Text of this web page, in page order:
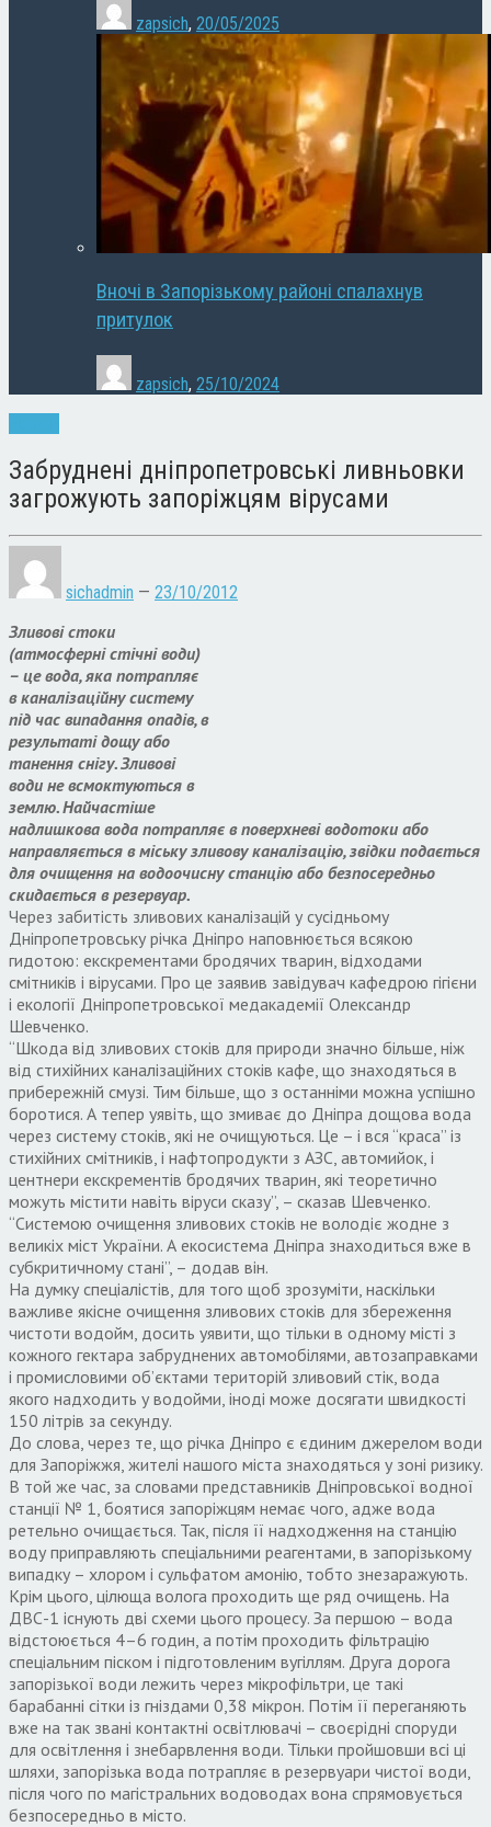
zapsich, 20/05/2025
Вночі в Запорізькому районі спалахнув
притулок
zapsich, 25/10/2024
Забруднені дніпропетровські ливньовки
загрожують запоріжцям вірусами
sichadmin — 23/10/2012
Зливові стоки
(атмосферні стічні води)
– це вода, яка потрапляє
в каналізаційну систему
під час випадання опадів, в
результаті дощу або
танення снігу. Зливові
води не всмоктуються в
землю. Найчастіше
надлишкова вода потрапляє в поверхневі водотоки або
направляється в міську зливову каналізацію, звідки подається
для очищення на водоочисну станцію або безпосередньо
скидається в резервуар.
Через забитість зливових каналізацій у сусідньому
Дніпропетровську річка Дніпро наповнюється всякою
гидотою: екскрементами бродячих тварин, відходами
смітників і вірусами. Про це заявив завідувач кафедрою гігієни
і екології Дніпропетровської медакадемії Олександр
Шевченко.
“Шкода від зливових стоків для природи значно більше, ніж
від стихійних каналізаційних стоків кафе, що знаходяться в
прибережній смузі. Тим більше, що з останніми можна успішно
боротися. А тепер уявіть, що змиває до Дніпра дощова вода
через систему стоків, які не очищуються. Це – і вся “краса” із
стихійних смітників, і нафтопродукти з АЗС, автомийок, і
центнери екскрементів бродячих тварин, які теоретично
можуть містити навіть віруси сказу”, – сказав Шевченко.
“Системою очищення зливових стоків не володіє жодне з
великіх міст України. А екосистема Дніпра знаходиться вже в
субкритичному стані”, – додав він.
На думку спеціалістів, для того щоб зрозуміти, наскільки
важливе якісне очищення зливових стоків для збереження
чистоти водойм, досить уявити, що тільки в одному місті з
кожного гектара забруднених автомобілями, автозаправками
і промисловими об’єктами територій зливовий стік, вода
якого надходить у водойми, іноді може досягати швидкості
150 літрів за секунду.
До слова, через те, що річка Дніпро є єдиним джерелом води
для Запоріжжя, жителі нашого міста знаходяться у зоні ризику.
В той же час, за словами представників Дніпровської водної
станції № 1, боятися запоріжцям немає чого, адже вода
ретельно очищається. Так, після її надходження на станцію
воду приправляють спеціальними реагентами, в запорізькому
випадку – хлором і сульфатом амонію, тобто знезаражують.
Крім цього, цілюща волога проходить ще ряд очищень. На
ДВС-1 існують дві схеми цього процесу. За першою – вода
відстоюється 4–6 годин, а потім проходить фільтрацію
спеціальним піском і підготовленим вугіллям. Друга дорога
запорізької води лежить через мікрофільтри, це такі
барабанні сітки із гніздами 0,38 мікрон. Потім її переганяють
вже на так звані контактні освітлювачі – своєрідні споруди
для освітлення і знебарвлення води. Тільки пройшовши всі ці
шляхи, запорізька вода потрапляє в резервуари чистої води,
після чого по магістральних водоводах вона спрямовується
безпосередньо в місто.